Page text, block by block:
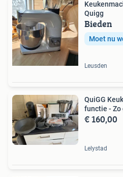
Quigg
Bieden
Moet nu
Leusden
QuiGG
functie - Zo
€ 160,00
Lelystad